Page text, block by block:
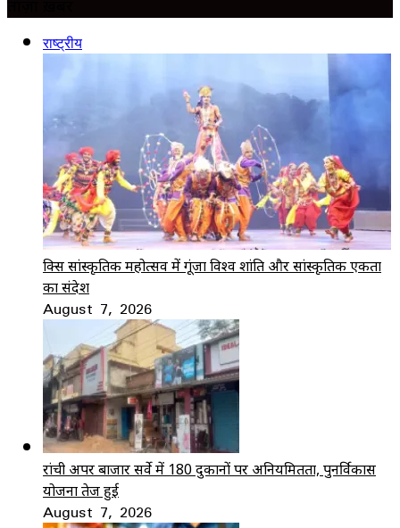
राष्ट्रीय
ब्रिक्स सांस्कृतिक महोत्सव में गूंजा विश्व शांति और सांस्कृतिक एकता
का संदेश
August 7, 2026
रांची अपर बाजार सर्वे में 180 दुकानों पर अनियमितता, पुनर्विकास
योजना तेज हुई
August 7, 2026